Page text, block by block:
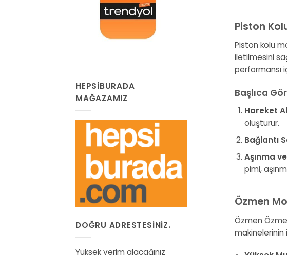
HEPSIBURADA
MAĞAZAMIZ
DOĞRU ADRESTESINIZ.
Yüksek verim alacağınız
Piston
Piston kolu
iletilmesini
performansı
Başlıca
Hareket
oluşturur.
Bağlantı
Aşınma
pimi,
Özmen
Özmen
makinelerinin